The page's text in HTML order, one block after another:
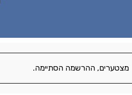
מצטערים, ההרשמה הסתיימה.